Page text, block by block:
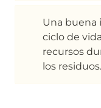
Una buena
ciclo de
recursos
los residuos.